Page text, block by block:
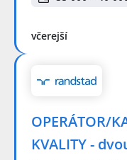
včerejší
OPERÁTOR/
KVALITY -